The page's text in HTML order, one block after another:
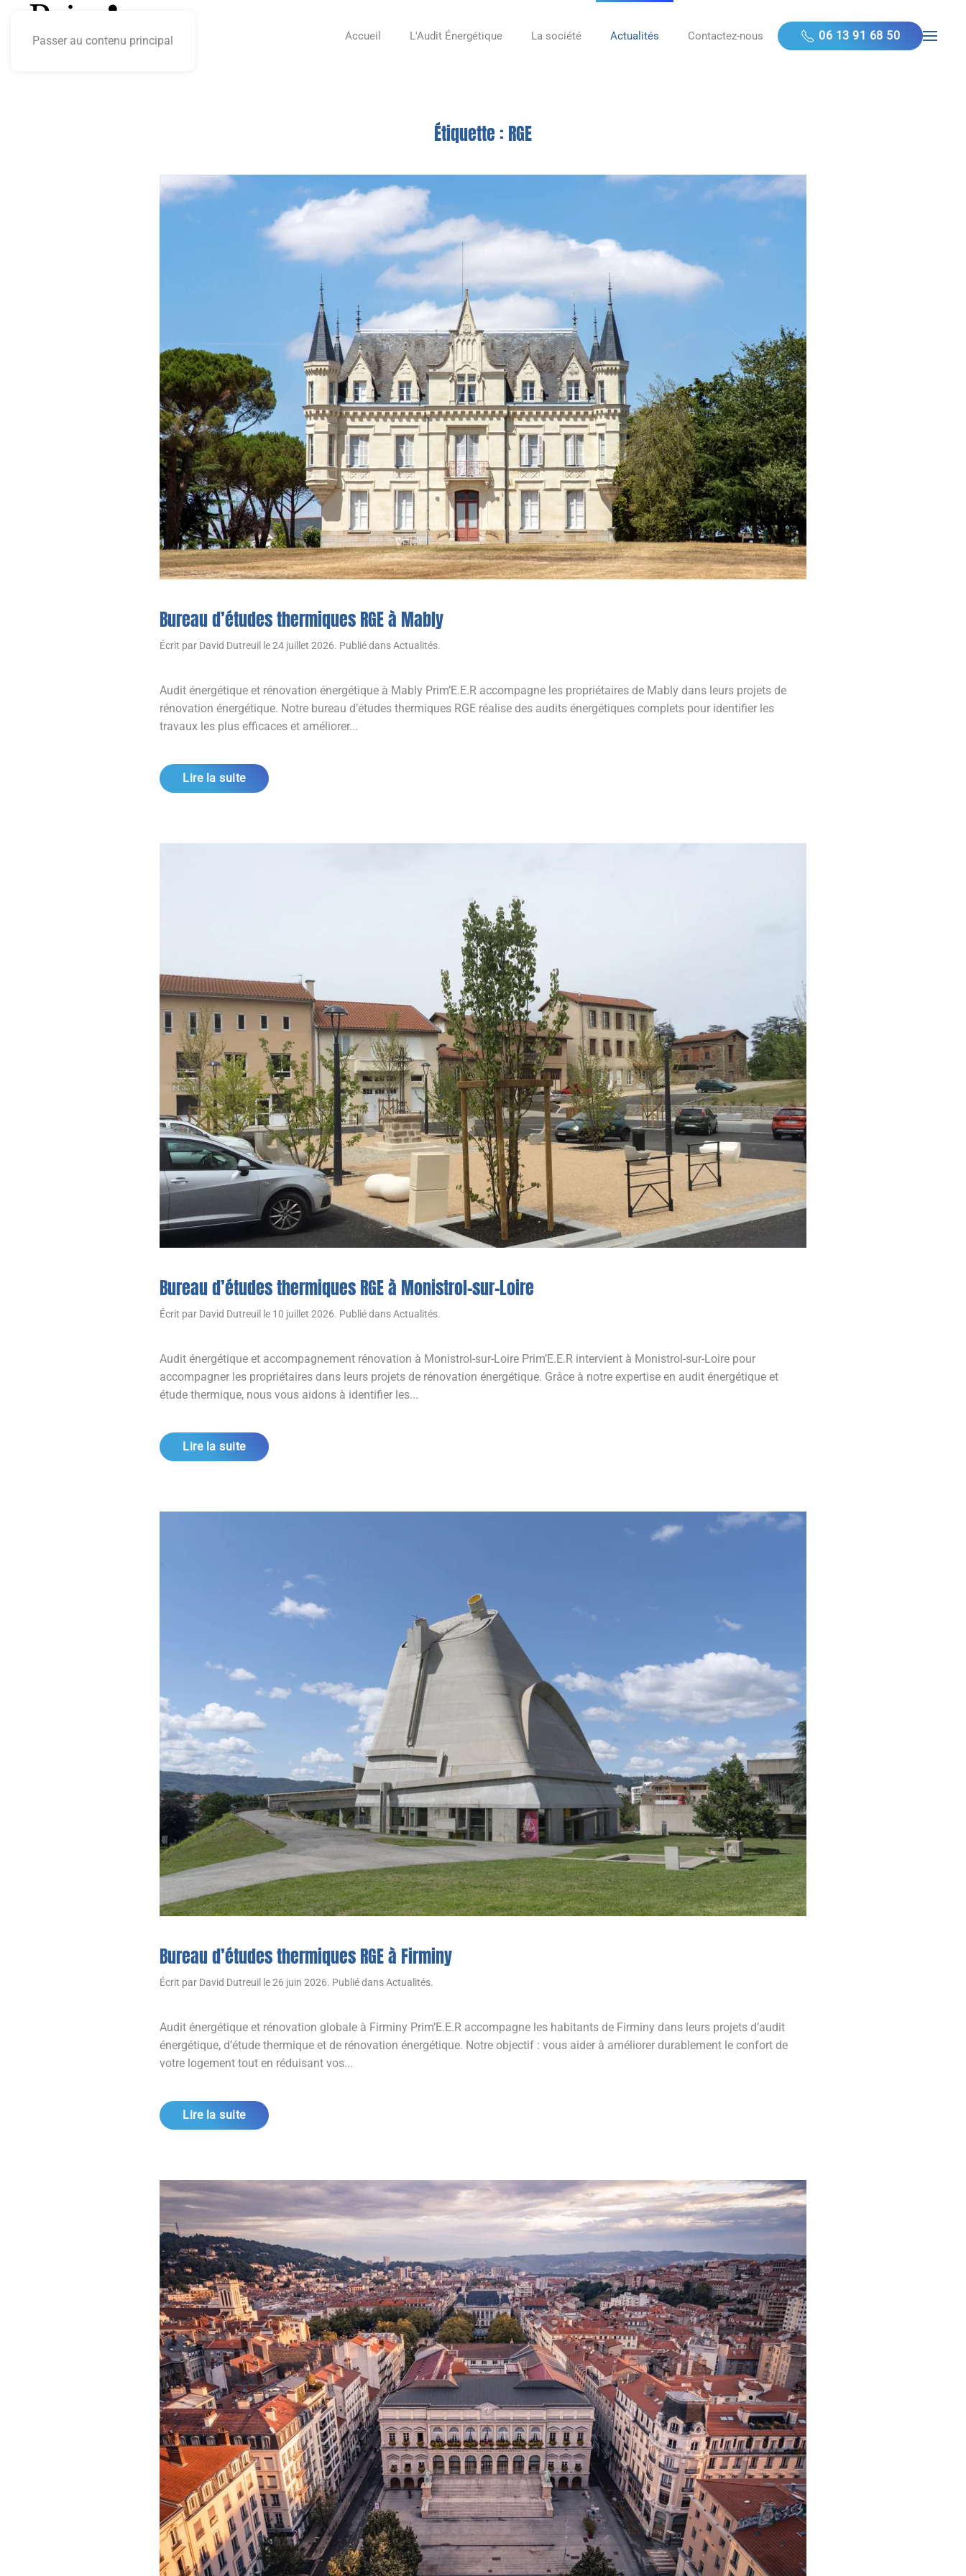
Passer au contenu principal Accueil L'Audit Énergétique La société Actualités Contactez-nous 06 13 91 68 50
Étiquette : RGE
Bureau d’études thermiques RGE à Mably
Écrit par David Dutreuil le24 juillet 2026. Publié dansActualités.
Audit énergétique et rénovation énergétique à Mably Prim’E.E.R accompagne les propriétaires de Mably dans leurs projets de
rénovation énergétique. Notre bureau d’études thermiques RGE réalise des audits énergétiques complets pour identifier les
travaux les plus efficaces et améliorer...
Lire la suite
Bureau d’études thermiques RGE à Monistrol-sur-Loire
Écrit par David Dutreuil le 10 juillet 2026. Publié dansActualités.
Audit énergétique et accompagnement rénovation à Monistrol-sur-Loire Prim’E.E.R intervient à Monistrol-sur-Loire pour
accompagner les propriétaires dans leurs projets de rénovation énergétique. Grâce à notre expertise en audit énergétique et
étude thermique, nous vous aidons à identifier les...
Lire la suite
Bureau d’études thermiques RGE à Firminy
Écrit par David Dutreuil le26 juin 2026. Publié dansActualités.
Audit énergétique et rénovation globale à Firminy Prim’E.E.R accompagne les habitants de Firminy dans leurs projets d’audit
énergétique, d’étude thermique et de rénovation énergétique. Notre objectif : vous aider à améliorer durablement le confort de
votre logement tout en réduisant vos...
Lire la suite